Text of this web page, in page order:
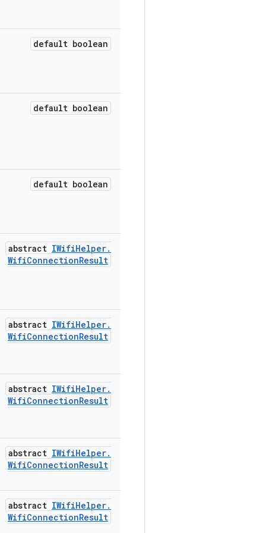
default boolean
default boolean
default boolean
abstract IWifiHelper.
WifiConnectionResult
abstract IWifiHelper.
WifiConnectionResult
abstract IWifiHelper.
WifiConnectionResult
abstract IWifiHelper.
WifiConnectionResult
abstract IWifiHelper.
WifiConnectionResult